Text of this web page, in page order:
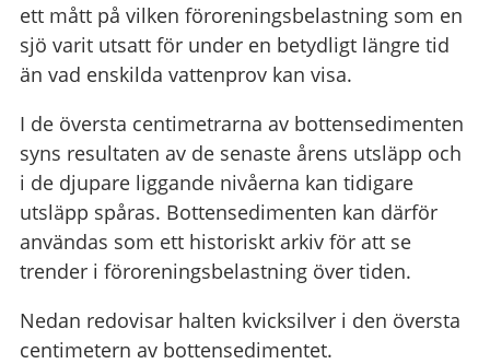
ett mått på vilken föroreningsbelastning som en
sjö varit utsatt för under en betydligt längre tid
än vad enskilda vattenprov kan visa.
I de översta centimetrarna av bottensedimenten
syns resultaten av de senaste årens utsläpp och
i de djupare liggande nivåerna kan tidigare
utsläpp spåras. Bottensedimenten kan därför
användas som ett historiskt arkiv för att se
trender i föroreningsbelastning över tiden.
Nedan redovisar halten kvicksilver i den översta
centimetern av bottensedimentet.